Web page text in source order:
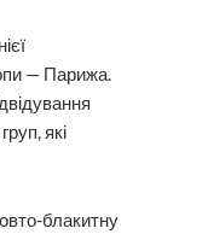
— Парижа.
які
блакитну